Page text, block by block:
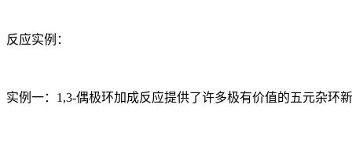
反应实例：
实例一：1,3-偶极环加成反应提供了许多极有价值的五元杂环